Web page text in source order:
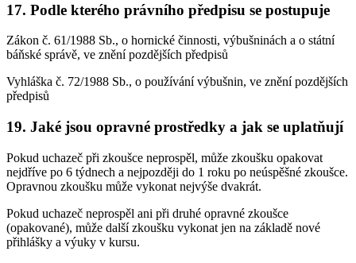
17. Podle kterého právního předpisu se postupuje
Zákon č. 61/1988 Sb., o hornické činnosti, výbušninách a o státní
báňské správě, ve znění pozdějších předpisů
Vyhláška č. 72/1988 Sb., o používání výbušnin, ve znění pozdějších
předpisů
19. Jaké jsou opravné prostředky a jak se uplatňují
Pokud uchazeč při zkoušce neprospěl, může zkoušku opakovat
nejdříve po 6 týdnech a nejpozději do 1 roku po neúspěšné zkoušce.
Opravnou zkoušku může vykonat nejvýše dvakrát.
Pokud uchazeč neprospěl ani při druhé opravné zkoušce
(opakované), může další zkoušku vykonat jen na základě nové
přihlášky a výuky v kursu.